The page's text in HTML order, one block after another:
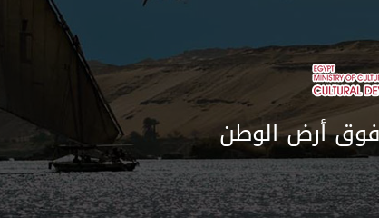
فوق أرض الوطن